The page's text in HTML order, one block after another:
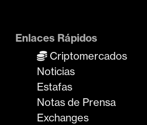
Enlaces Rápidos
Criptomercados
Noticias
Estafas
Notas de Prensa
Exchanges